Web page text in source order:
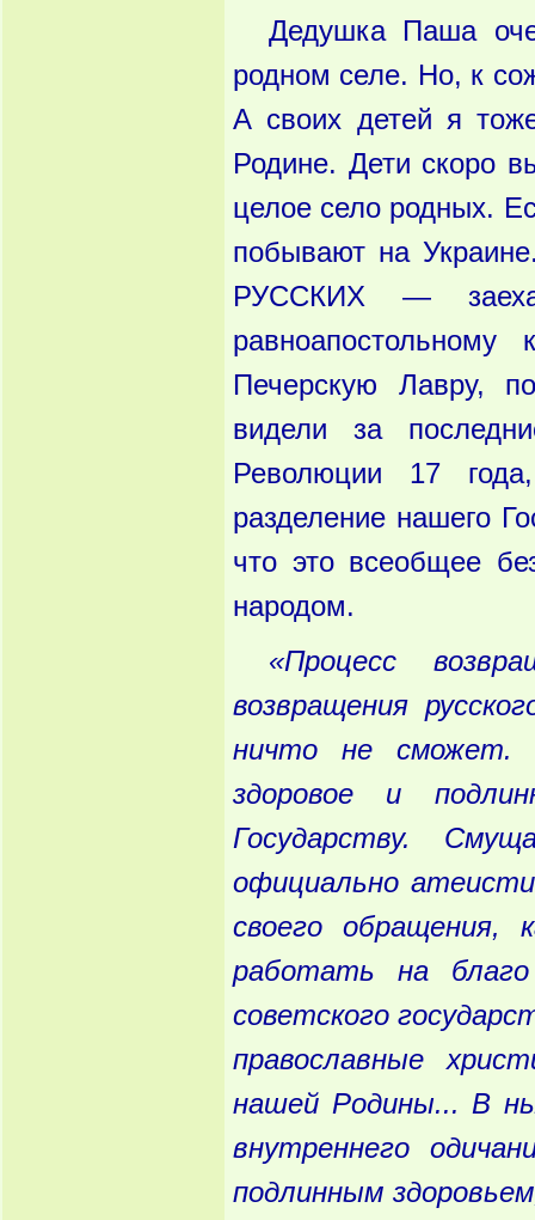
Дедушка Паша
родном селе. Но, к
А своих детей я
Родине. Дети скоро
целое село родных.
побывают на
РУССКИХ —
Печерскую Лавру,
видели за
Революции 17
разделение нашего
что это всеобщее
народом.
«Процесс
возвращения
ничто несможет.
здоровое и
Государству.
официально
своего обращения,
работать наблаго
советского
православные
нашей Родины... В
внутреннего
подлинным здоровьем